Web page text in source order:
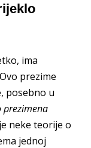
ima
prezime
posebno u
prezimena
neke teorije o
jednoj